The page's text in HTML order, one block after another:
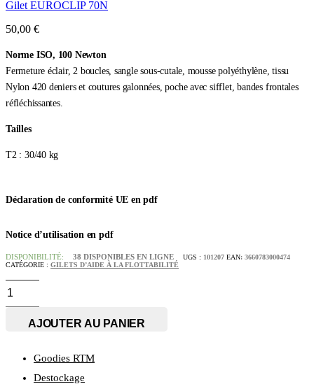
Gilet EUROCLIP 70N
50,00 €
Norme ISO, 100 Newton
Fermeture éclair, 2 boucles, sangle sous-cutale, mousse polyéthylène, tissu
Nylon 420 deniers et coutures galonnées, poche avec sifflet, bandes frontales
réfléchissantes.
Tailles
T2 : 30/40 kg
Déclaration de conformité UE en pdf
Notice d’utilisation en pdf
DISPONIBILITÉ: 38 DISPONIBLES EN LIGNE UGS : 101207 EAN: 3660783000474
CATÉGORIE : GILETS D’AIDE À LA FLOTTABILITÉ
de
Gilet
MAYAAJOUTER AU PANIER
Goodies RTM
Destockage